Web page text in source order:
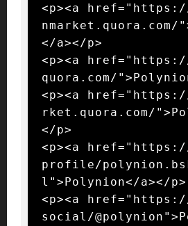
<p><a
nmarket.quora.com/
</a></p>
<p><a
quora.com/
<p><a
rket.quora.com/
</p>
<p><a
profile/
l">Polynion</a></p>
<p><a href="https://
social/